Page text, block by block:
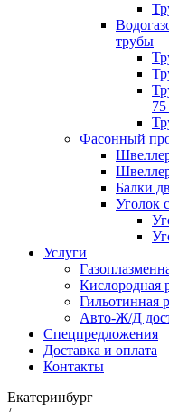
трубы
Фасонный
Балки
Уголок
Услуги
Кислородная
Гильотинная
Авто-Ж/Д
Спецпредложения
Доставка и оплата
Контакты
Екатеринбург